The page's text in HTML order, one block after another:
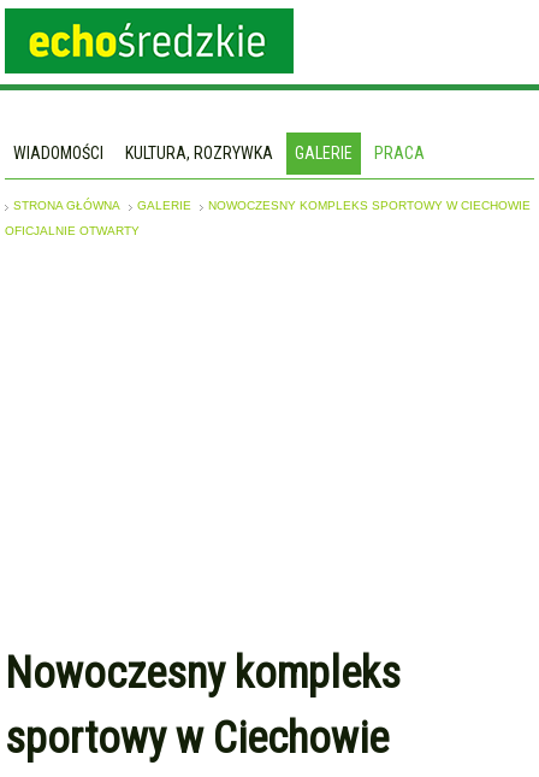
WIADOMOŚCI KULTURA, ROZRYWKA GALERIE PRACA
STRONA GŁÓWNA GALERIE
NOWOCZESNY KOMPLEKS SPORTOWY W CIECHOWIE
OFICJALNIE OTWARTY
Nowoczesny kompleks
sportowy w Ciechowie